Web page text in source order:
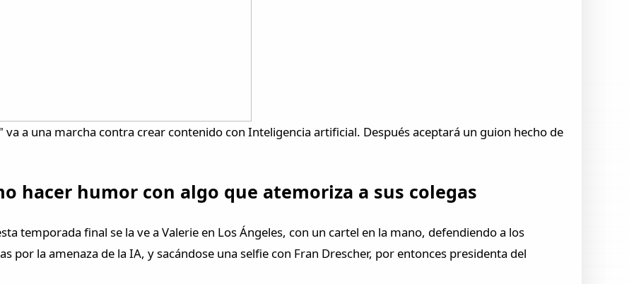
va a una marcha contra crear contenido con Inteligencia artificial. Después aceptará un guion hecho de
hacer humor con algo que atemoriza a sus colegas
temporada final se la ve a Valerie en Los Ángeles, con un cartel en la mano, defendiendo a los
por la amenaza de la IA, y sacándose una selfie con Fran Drescher, por entonces presidenta del